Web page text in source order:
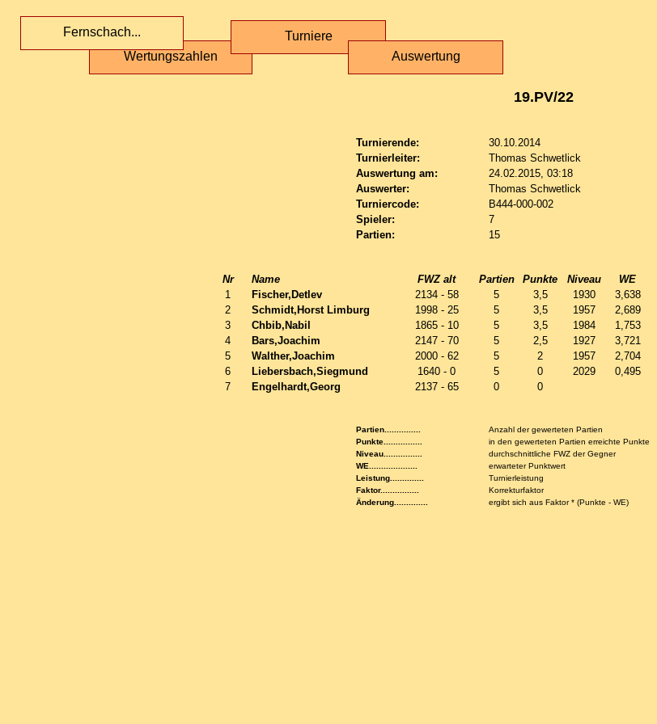
Wertungszahlen
Fernschach...
Turniere
Auswertung
19.PV/22
Turnierende:
30.10.2014
Turnierleiter:
Thomas Schwetlick
Auswertung am:
24.02.2015, 03:18
Auswerter:
Thomas Schwetlick
Turniercode:
B444-000-002
Spieler:
7
Partien:
15
Nr Name FWZ alt Partien Punkte Niveau WE
1
Fischer,Detlev 2134 - 58 5 3,5 1930 3,638
2
Schmidt,Horst Limburg 1998 - 25 5 3,5 1957 2,689
3
Chbib,Nabil 1865 - 10 5 3,5 1984 1,753
4
Bars,Joachim 2147 - 70 5 2,5 1927 3,721
5
Walther,Joachim 2000 - 62 5 2 1957 2,704
6
Liebersbach,Siegmund 1640 - 0 5 0 2029 0,495
7
Engelhardt,Georg 2137 - 65 0 0
Partien...............
Anzahl der gewerteten Partien
Punkte................
in den gewerteten Partien erreichte Punkte
Niveau................
durchschnittliche FWZ der Gegner
WE....................
erwarteter Punktwert
Leistung..............
Turnierleistung
Faktor................
Korrekturfaktor
Änderung..............
ergibt sich aus Faktor * (Punkte - WE)